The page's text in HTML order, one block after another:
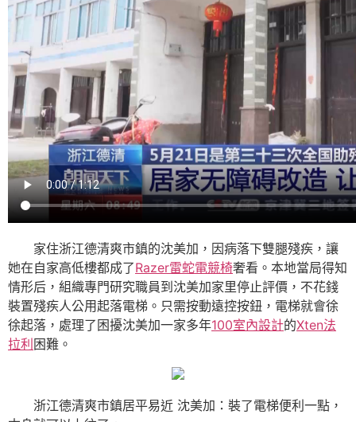
家住浙江德清爽市鎮的沈美加，因病落下雙腿殘疾，讓
她在自家高低樓都成了Razer雷蛇電競椅奢看。本地當局得知
情形后，組織專門研究職員到沈美加家里停止評價，不花錢
裝置殘疾人公用起落電梯。只需按動遠控按鈕，電梯就會徐
徐起落，處理了困擾沈美加一家多年100室內設計的Xten法
拉利 困難。
浙江德清爽市鎮居平易近 沈美加：裝了電梯便利一點，